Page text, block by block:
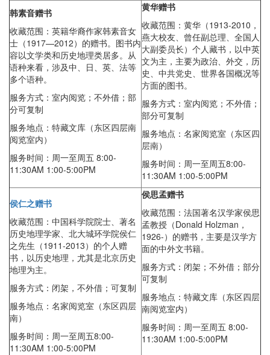
韩素音赠书
收藏范围：英籍华裔作家韩素音女
士（1917—2012）的赠书。图书内
容以文学类和历史地理类居多。从
语种来看，涉及中、日、英、法等
多个语种。
服务方式：室内阅览；不外借；部
分可复制
服务地点：特藏文库（东区四层南
阅览室内）
服务时间：周一至周五 8:00-
11:30AM 1:00-5:00PM
黄华赠书
收藏范围：黄华（1913-2010，
燕大校友、曾任副总理、全国人
大副委员长）个人藏书，以中英
文为主，主要为政治、外交，历
史、中共党史、世界各国概况等
方面的图书。
服务方式：室内阅览；不外借；
部分可复制
服务地点：名家阅览室（东区四
层南）
服务时间： 周一至周五8:00-
11:30AM 1:00-5:00PM
侯仁之赠书
收藏范围：中国科学院院士、著名
历史地理学家、北大城环学院侯仁
之先生（1911-2013）的个人赠
书，以历史地理，尤其是北京历史
地理为主。
服务方式：闭架，不外借；可复制
服务地点：名家阅览室（东区四层
南）
服务时间： 周一至周五8:00-
11:30AM 1:00-5:00PM
侯思孟赠书
收藏范围：法国著名汉学家侯思
孟教授（Donald Holzman，
1926-）的赠书，主要是汉学方
面的中外文书籍。
服务方式：闭架；不外借；部分
可复制
服务地点：特藏文库（东区四层
南阅览室内）
服务时间：周一至周五 8:00-
11:30AM 1:00-5:00PM